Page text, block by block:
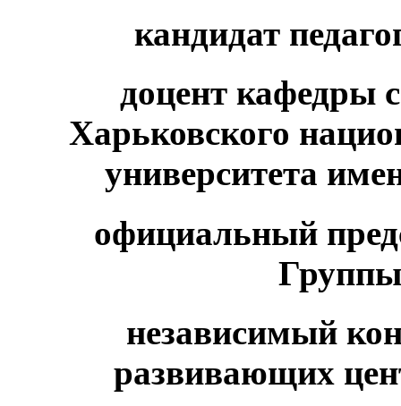
кандидат
доцент кафедры
Харьковского
университета
официальный
независимый
развивающих